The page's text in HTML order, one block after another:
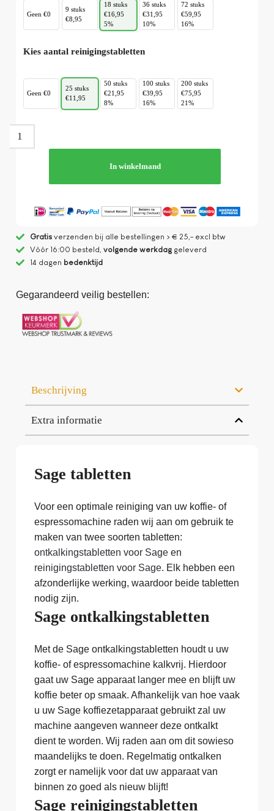
Geen €0
9 stuks
€8,95
18 stuks
€16,95
5%
36 stuks
€31,95
10%
72 stuks
€59,95
16%
Kies aantal reinigingstabletten
Geen €0
25 stuks
€11,95
50 stuks
€21,95
8%
100 stuks
€39,95
16%
200 stuks
€75,95
21%
In winkelmand
Gratisverzenden bij alle bestellingen > € 25,- excl btw
Vòòr 16:00 besteld, volgende werkdaggeleverd
14 dagen bedenktijd
Gegarandeerd veilig bestellen:
Beschrijving
Extra informatie
Sage tabletten
Voor een optimale reiniging van uw koffie- of
espressomachine raden wij aan om gebruik te
maken van twee soorten tabletten:
ontkalkingstabletten voor Sage en
reinigingstabletten voor Sage. Elk hebben een
afzonderlijke werking, waardoor beide tabletten
nodig zijn.
Sage ontkalkingstabletten
Met de Sage ontkalkingstabletten houdt u uw
koffie- of espressomachine kalkvrij. Hierdoor
gaat uw Sage apparaat langer mee en blijft uw
koffie beter op smaak. Afhankelijk van hoe vaak
u uw Sage koffiezetapparaat gebruikt zal uw
machine aangeven wanneer deze ontkalkt
dient te worden. Wij raden aan om dit sowieso
maandelijks te doen. Regelmatig ontkalken
zorgt er namelijk voor dat uw apparaat van
binnen zo goed als nieuw blijft!
Sage reinigingstabletten